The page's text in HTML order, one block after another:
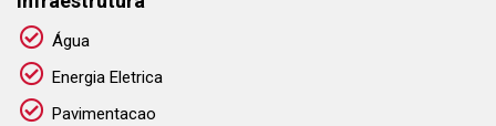
Água
Energia Eletrica
Pavimentacao